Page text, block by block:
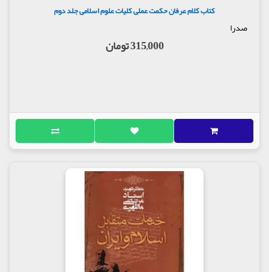
کور بیدار دلی که مانع فریبکاری ابن زیاد لعنة الله
ابن زیاد فرمان قتل زینب کبری علیه السلام را داد
نام علی علیه السلام خاری در چشم دشمنان
پیغمبر صلی الله علیه وآله وسلم این لبها را می
گفتار پنجاه و هشتم
زینب وارث عظمت علی و فاطمه علیهما السلام
گفتار پنجاه و نهم
اسراء در خرابۀ شام
اسراء زنده کنندۀ تاریخ کربلا
سخنان امام سجاد در نماز جمعه شام
مؤذّن سکوت کن
کتاب کلام عرفان حکمت عملی کلیات علوم اسلامی جلد دوم
صدرا
315,000 تومان